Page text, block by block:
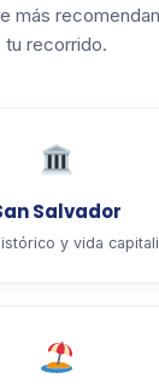
más
tu recorrido.
Salvador
y vida